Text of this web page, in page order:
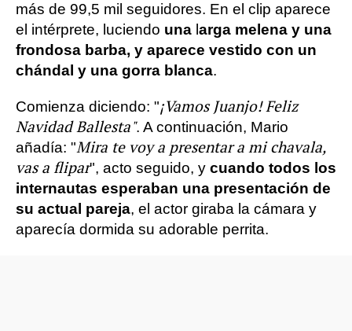
más de 99,5 mil seguidores. En el clip aparece
el intérprete, luciendo una arga melena y una
frondosa barba, y aparece vestido con un
chándal y una gorra blanca.
Comienza diciendo: "¡Vamos Juanjo! Feliz
Navidad Ballesta". A continuación, Mario
añadía: "Mira te voy a presentar a mi chavala,
vas a flipar", acto seguido, y cuando todos los
internautas esperaban una presentación de
su actual pareja, el actor giraba la cámara y
aparecía dormida su adorable perrita.